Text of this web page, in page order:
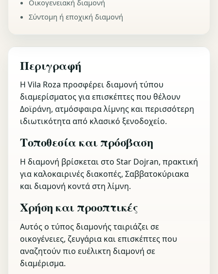
Οικογενειακή διαμονή
Σύντομη ή εποχική διαμονή
Περιγραφή
Η Vila Roza προσφέρει διαμονή τύπου
διαμερίσματος για επισκέπτες που θέλουν
Δοϊράνη, ατμόσφαιρα λίμνης και περισσότερη
ιδιωτικότητα από κλασικό ξενοδοχείο.
Τοποθεσία και πρόσβαση
Η διαμονή βρίσκεται στο Star Dojran, πρακτική
για καλοκαιρινές διακοπές, Σαββατοκύριακα
και διαμονή κοντά στη λίμνη.
Χρήση και προοπτικές
Αυτός ο τύπος διαμονής ταιριάζει σε
οικογένειες, ζευγάρια και επισκέπτες που
αναζητούν πιο ευέλικτη διαμονή σε
διαμέρισμα.